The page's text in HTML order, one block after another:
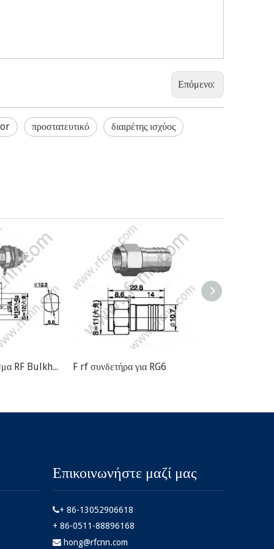
Επόμενο:
προστατευτικό διαιρέτης ισχύος
F Θηλυκό βύθισμα RF Bulkhead RF F rf συνδετήρα για RG6
Επικοινωνήστε μαζί μας
+ 86-13052906618
+ 86-0511-88896168
 hong@rfcnn.com